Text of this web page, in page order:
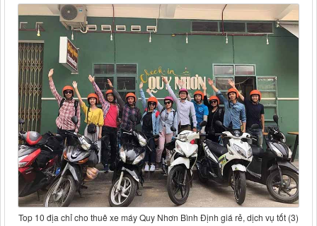
Top 10 địa chỉ cho thuê xe máy Quy Nhơn Bình Định giá rẻ, dịch vụ tốt (3)